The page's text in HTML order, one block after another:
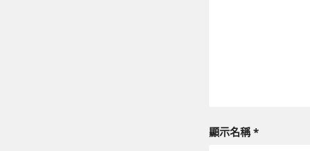
顯示名稱*